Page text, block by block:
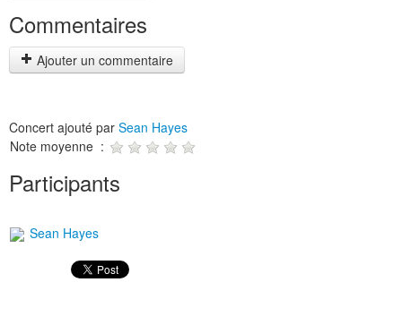
Commentaires
Ajouter un commentaire
Concert ajouté par Sean Hayes
Note moyenne :
Participants
Sean Hayes